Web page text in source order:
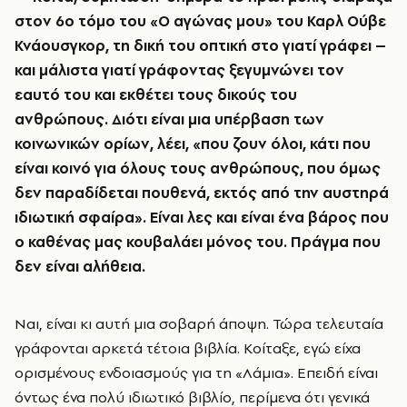
στον 6ο τόμο του «Ο αγώνας μου» του Καρλ Ούβε
Κνάουσγκορ, τη δική του οπτική στο γιατί γράφει –
και μάλιστα γιατί γράφοντας ξεγυμνώνει τον
εαυτό του και εκθέτει τους δικούς του
ανθρώπους. Διότι είναι μια υπέρβαση των
κοινωνικών ορίων, λέει, «που ζουν όλοι, κάτι που
είναι κοινό για όλους τους ανθρώπους, που όμως
δεν παραδίδεται πουθενά, εκτός από την αυστηρά
ιδιωτική σφαίρα». Είναι λες και είναι ένα βάρος που
ο καθένας μας κουβαλάει μόνος του. Πράγμα που
δεν είναι αλήθεια.
Ναι, είναι κι αυτή μια σοβαρή άποψη. Τώρα τελευταία
γράφονται αρκετά τέτοια βιβλία. Κοίταξε, εγώ είχα
ορισμένους ενδοιασμούς για τη «Λάμια». Επειδή είναι
όντως ένα πολύ ιδιωτικό βιβλίο, περίμενα ότι γενικά